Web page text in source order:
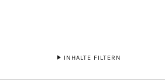
INHALTE FILTERN